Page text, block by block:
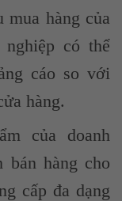
hàng của
nghiệp có thể
cáo so với
hàng.
của doanh
bán hàng cho
cấp đa dạng